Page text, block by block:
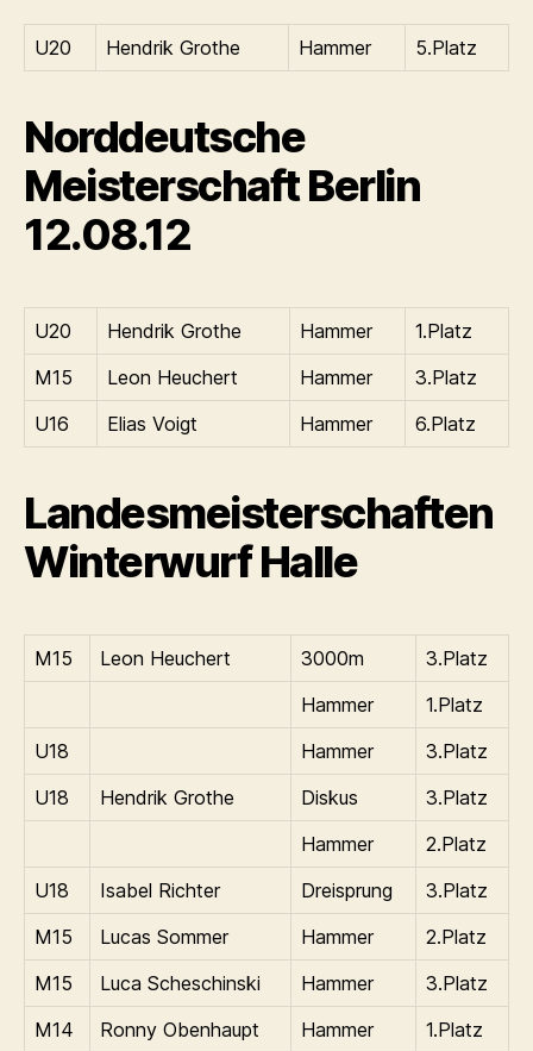
U20 Hendrik Grothe Hammer 5.Platz
Norddeutsche
Meisterschaft Berlin
12.08.12
U20 Hendrik Grothe Hammer
1.Platz
M15
Leon Heuchert Hammer
3.Platz
U16
Elias Voigt Hammer 6.Platz
Landesmeisterschaften
Winterwurf Halle
M15 Leon Heuchert 3000m
3.Platz
Hammer
1.Platz
U18
Hammer
3.Platz
U18
Hendrik Grothe Diskus
3.Platz
Hammer
2.Platz
U18
Isabel Richter Dreisprung
3.Platz
M15
Lucas Sommer Hammer
2.Platz
M15
Luca Scheschinski Hammer
3.Platz
M14
Ronny Obenhaupt Hammer
1.Platz